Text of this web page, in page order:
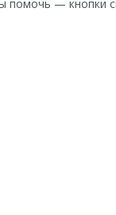
помочь — кнопки